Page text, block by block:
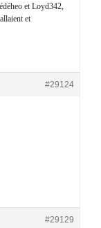
et Loyd342,
et
#29124
#29129